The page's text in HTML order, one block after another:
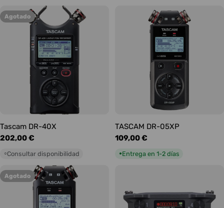
Agotado
Tascam DR-40X
Precio
202,00 €
○Consultar disponibilidad
TASCAM DR-05XP
Precio
109,00 €
●Entrega en 1-2 días
Agotado